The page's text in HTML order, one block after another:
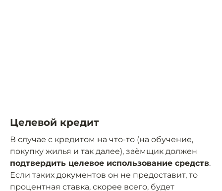
Целевой кредит
В случае с кредитом на что-то (на обучение,
покупку жилья и так далее), заёмщик должен
подтвердить целевое использование средств.
Если таких документов он не предоставит, то
процентная ставка, скорее всего, будет